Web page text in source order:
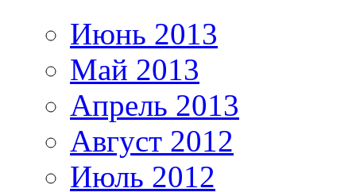
Июнь 2013
Май 2013
Апрель 2013
Август 2012
Июль 2012